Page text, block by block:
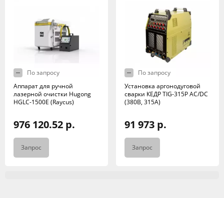
По запросу
Аппарат для ручной
лазерной очистки Hugong
HGLC-1500E (Raycus)
976 120.52 р.
Запрос
По запросу
Установка аргонодуговой
сварки КЕДР TIG-315P AC/DC
(380В, 315А)
91 973 р.
Запрос